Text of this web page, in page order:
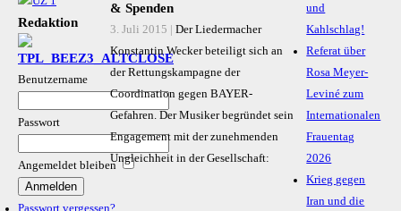
Redaktion
Benutzername
Passwort
Angemeldet bleiben
Passwort vergessen?
& Spenden
3. Juli 2015 |
Der Liedermacher
Konstantin Wecker beteiligt sich an
der Rettungskampagne der
Coordination gegen BAYER-
Gefahren. Der Musiker begründet sein
Engagement mit der zunehmenden
Ungleichheit in der Gesellschaft:
»Ich
unterstütze
und
Kahlschlag!
Referat über
Rosa Meyer-
Leviné zum
Internationalen
Frauentag
2026
Krieg gegen
Iran und die